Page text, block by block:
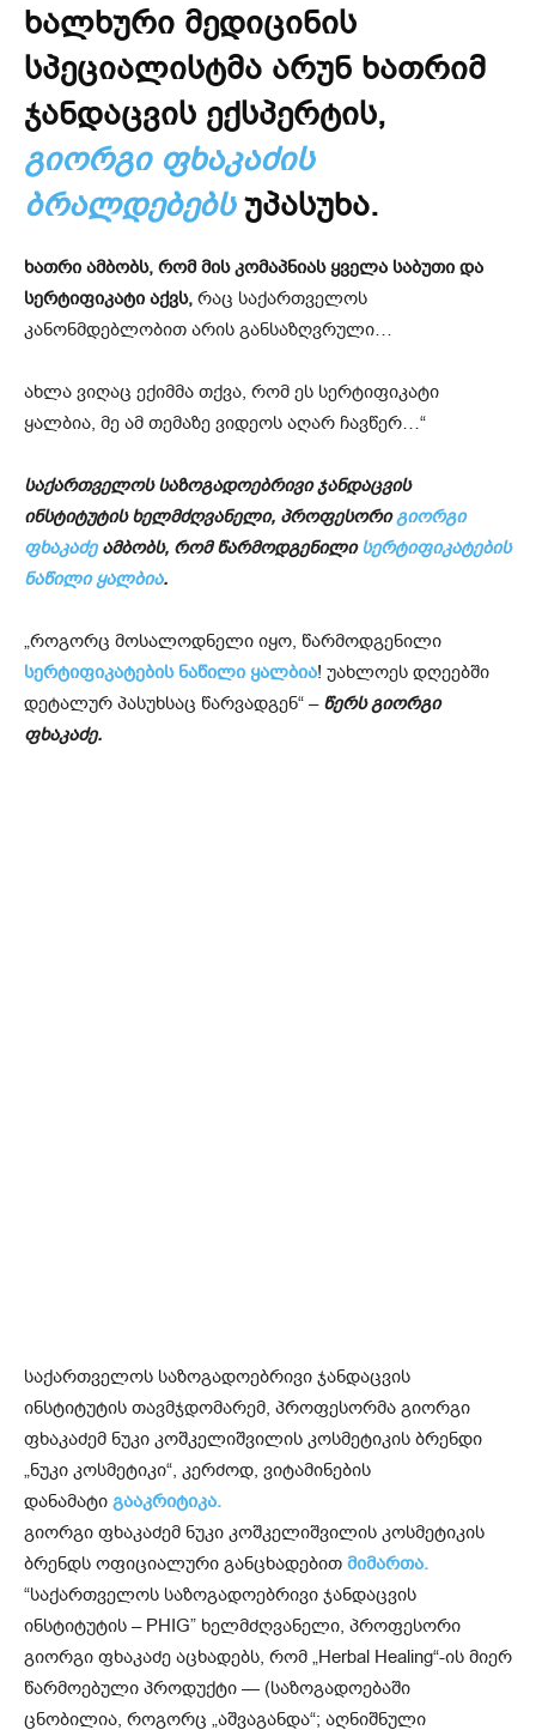
ხალხური მედიცინის
სპეციალისტმა არუნ ხათრიმ
ჯანდაცვის ექსპერტის,
გიორგი ფხაკაძის
ბრალდებებს უპასუხა.
ხათრი ამბობს, რომ მის კომაპნიას ყველა საბუთი და
სერტიფიკატი აქვს, რაც საქართველოს
კანონმდებლობით არის განსაზღვრული…
ახლა ვიღაც ექიმმა თქვა, რომ ეს სერტიფიკატი
ყალბია, მე ამ თემაზე ვიდეოს აღარ ჩავწერ…“
საქართველოს საზოგადოებრივი ჯანდაცვის
ინსტიტუტის ხელმძღვანელი, პროფესორიგიორგი
ფხაკაძეამბობს, რომ წარმოდგენილისერტიფიკატების
ნაწილი ყალბია.
„როგორც მოსალოდნელი იყო, წარმოდგენილი
სერტიფიკატების ნაწილი ყალბია! უახლოეს დღეებში
დეტალურ პასუხსაც წარვადგენ“ – წერს გიორგი
ფხაკაძე.
საქართველოს საზოგადოებრივი ჯანდაცვის
ინსტიტუტის თავმჯდომარემ, პროფესორმა გიორგი
ფხაკაძემ ნუკი კოშკელიშვილის კოსმეტიკის ბრენდი
„ნუკი კოსმეტიკი“, კერძოდ, ვიტამინების
დანამატი გააკრიტიკა.
გიორგი ფხაკაძემ ნუკი კოშკელიშვილის კოსმეტიკის
ბრენდს ოფიციალური განცხადებით მიმართა.
“საქართველოს საზოგადოებრივი ჯანდაცვის
ინსტიტუტის – PHIG” ხელმძღვანელი, პროფესორი
გიორგი ფხაკაძე აცხადებს, რომ „Herbal Healing“-ის მიერ
წარმოებული პროდუქტი — (საზოგადოებაში
ცნობილია, როგორც „აშვაგანდა“; აღნიშნული